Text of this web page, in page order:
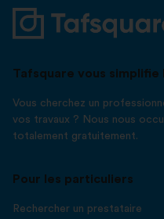
Tafsquare vous simplifie
Vous cherchez un
vos travaux ? Nous nous
totalement gratuitement.
Pour les particuliers
Rechercher un prestataire